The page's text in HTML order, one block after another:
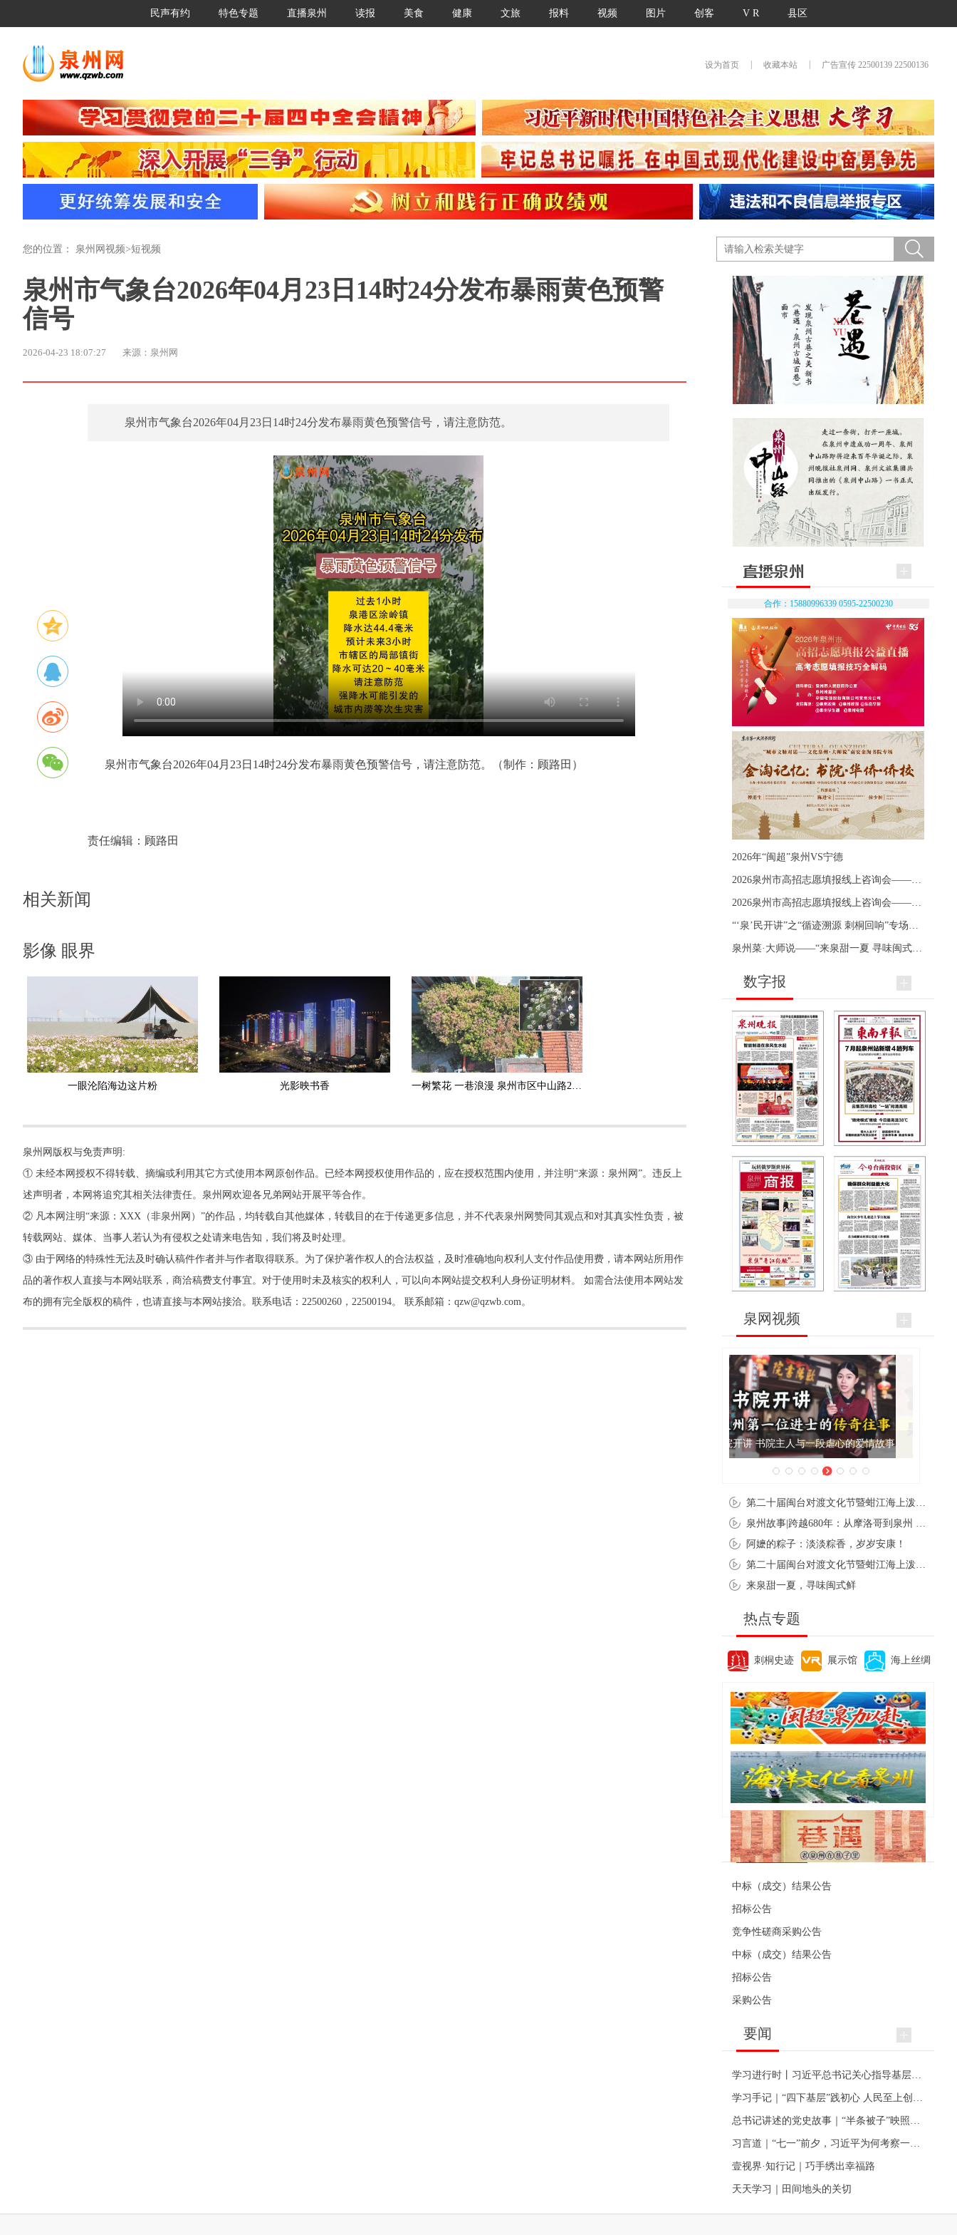
民声有约 特色专题 直播泉州 读报 美食 健康 文旅 报料 视频 图片 创客 V R 县区
设为首页 收藏本站 广告宣传 22500139 22500136
您的位置： 泉州网视频>短视频
泉州市气象台2026年04月23日14时24分发布暴雨黄色预警
信号
2026-04-23 18:07:27 来源：泉州网
泉州市气象台2026年04月23日14时24分发布暴雨黄色预警信号，请注意防范。
泉州市气象台2026年04月23日14时24分发布暴雨黄色预警信号，请注意防范。（制作：顾路田）
责任编辑： 顾路田
相关新闻
影像 眼界
一眼沦陷海边这片粉 光影映书香
泉州网版权与免责声明:
① 未经本网授权不得转载、摘编或利用其它方式使用本网原创作品。已经本网授权使用作品的，应在授权范围内使用，并注明“来源：泉州网”。违反上
述声明者，本网将追究其相关法律责任。泉州网欢迎各兄弟网站开展平等合作。
② 凡本网注明“来源：XXX（非泉州网）”的作品，均转载自其他媒体，转载目的在于传递更多信息，并不代表泉州网赞同其观点和对其真实性负责，被
转载网站、媒体、当事人若认为有侵权之处请来电告知，我们将及时处理。
③ 由于网络的特殊性无法及时确认稿件作者并与作者取得联系。为了保护著作权人的合法权益，及时准确地向权利人支付作品使用费，请本网站所用作
品的著作权人直接与本网站联系，商洽稿费支付事宜。对于使用时未及核实的权利人，可以向本网站提交权利人身份证明材料。 如需合法使用本网站发
布的拥有完全版权的稿件，也请直接与本网站接洽。联系电话：22500260，22500194。 联系邮箱：qzw@qzwb.com。
合作：15880996339 0595-22500230
2026年“闽超”泉州VS宁德
数字报
泉网视频
泉州肉粽亮相央视《新闻联播》
阿嬷的粽子：淡淡粽香，岁岁安康！
来泉甜一夏，寻味闽式鲜
热点专题
刺桐史迹 展示馆 海上丝绸
便民资讯
中标（成交）结果公告
招标公告
竞争性磋商采购公告
中标（成交）结果公告
招标公告
采购公告
要闻
壹视界·知行记｜巧手绣出幸福路
天天学习｜田间地头的关切